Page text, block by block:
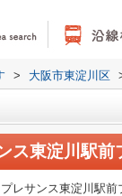
> 大阪市東淀川区
ス東淀川駅前
レサンス東淀川駅